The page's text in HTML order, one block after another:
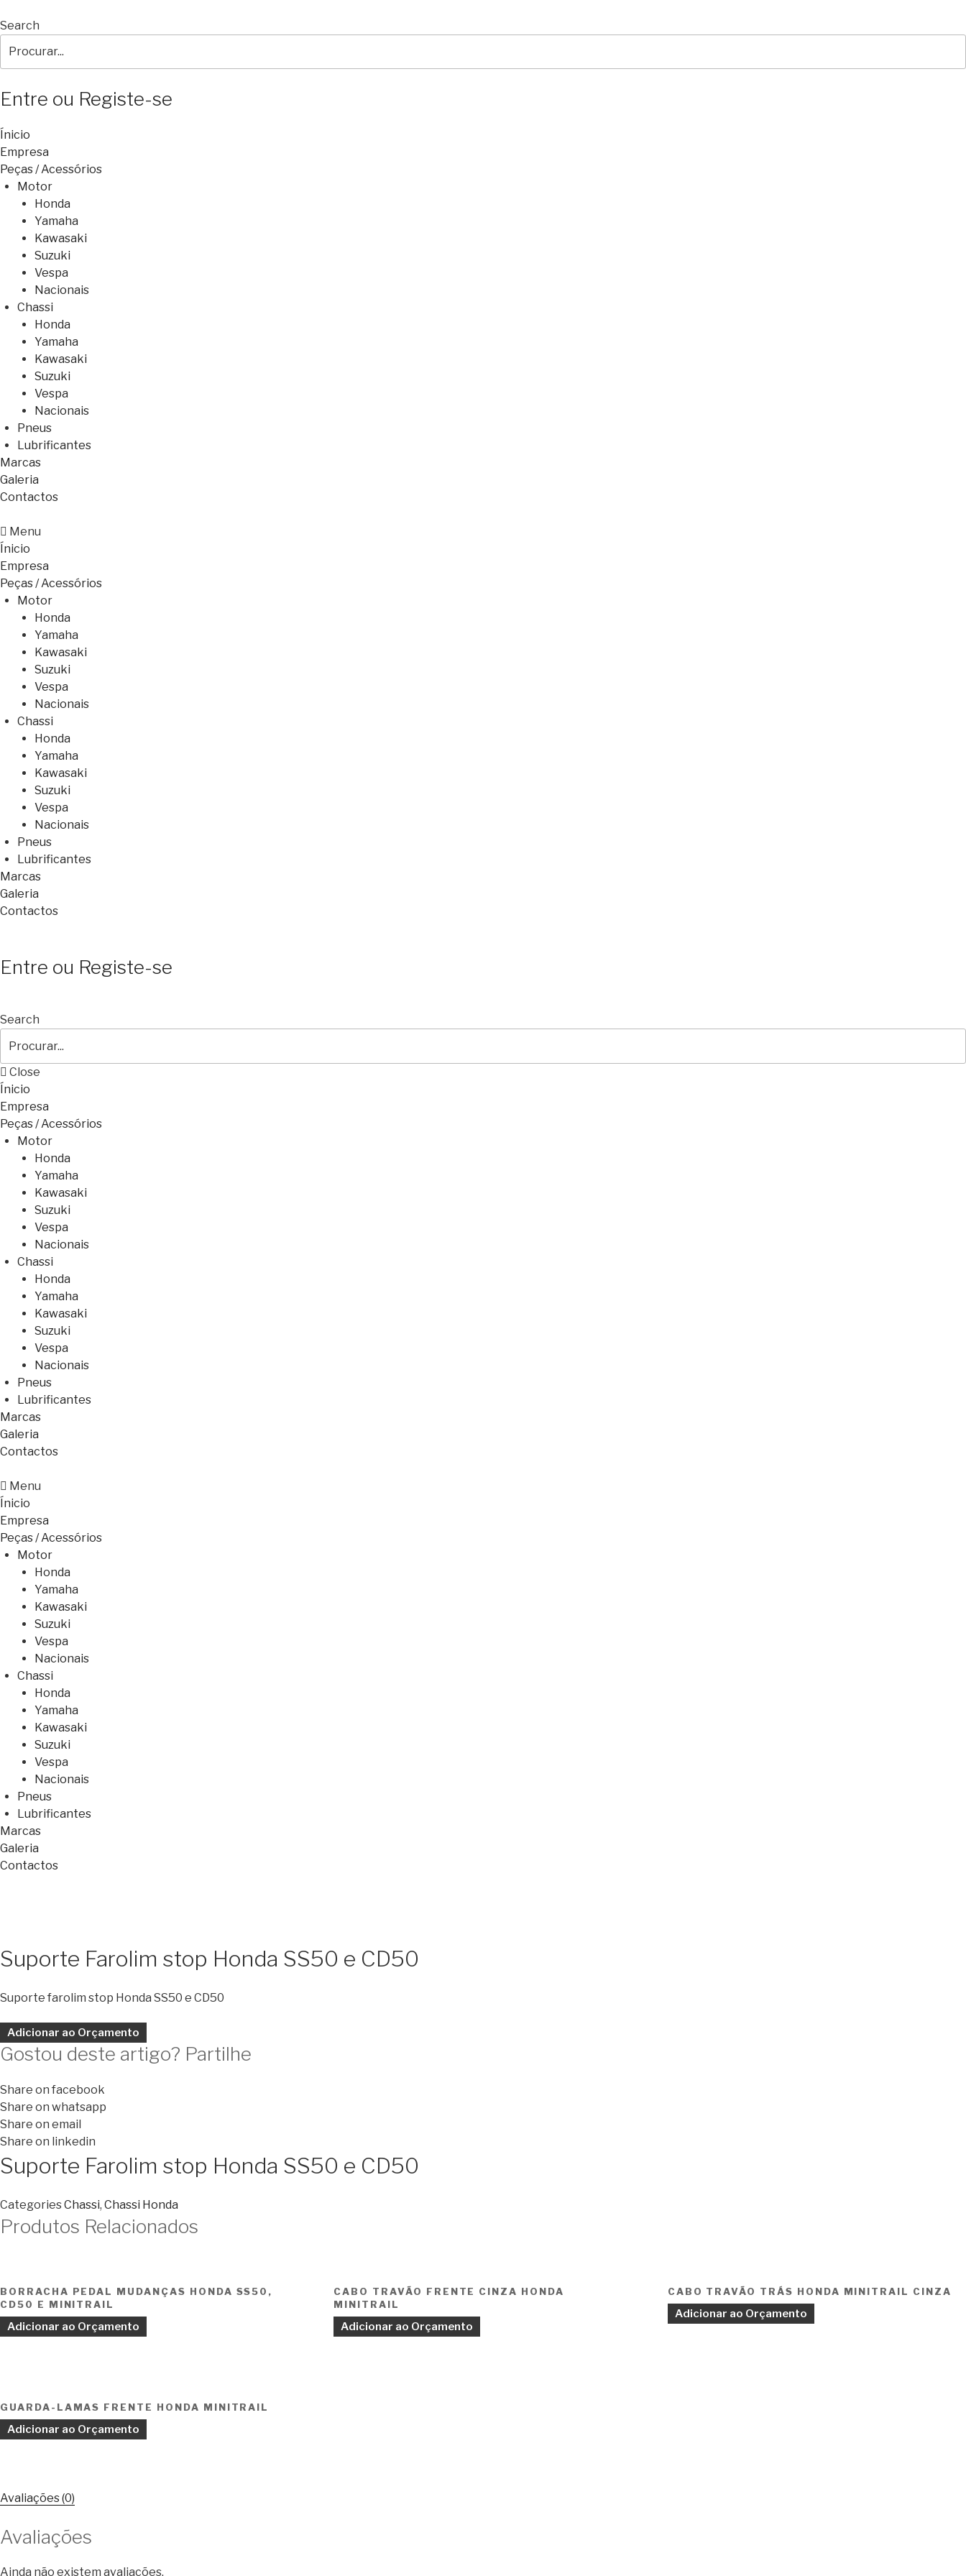
Search
Entre ou Registe-se
Ínicio
Empresa
Peças / Acessórios
Motor
Honda
Yamaha
Kawasaki
Suzuki
Vespa
Nacionais
Chassi
Honda
Yamaha
Kawasaki
Suzuki
Vespa
Nacionais
Pneus
Lubrificantes
Marcas
Galeria
Contactos
Menu
Ínicio
Empresa
Peças / Acessórios
Motor
Honda
Yamaha
Kawasaki
Suzuki
Vespa
Nacionais
Chassi
Honda
Yamaha
Kawasaki
Suzuki
Vespa
Nacionais
Pneus
Lubrificantes
Marcas
Galeria
Contactos
Entre ou Registe-se
Search
Close
Ínicio
Empresa
Peças / Acessórios
Motor
Honda
Yamaha
Kawasaki
Suzuki
Vespa
Nacionais
Chassi
Honda
Yamaha
Kawasaki
Suzuki
Vespa
Nacionais
Pneus
Lubrificantes
Marcas
Galeria
Contactos
Menu
Ínicio
Empresa
Peças / Acessórios
Motor
Honda
Yamaha
Kawasaki
Suzuki
Vespa
Nacionais
Chassi
Honda
Yamaha
Kawasaki
Suzuki
Vespa
Nacionais
Pneus
Lubrificantes
Marcas
Galeria
Contactos
Suporte Farolim stop Honda SS50 e CD50
Suporte farolim stop Honda SS50 e CD50
Adicionar ao Orçamento
Gostou deste artigo? Partilhe
Share on facebook
Share on whatsapp
Share on email
Share on linkedin
Suporte Farolim stop Honda SS50 e CD50
CategoriesChassi, Chassi Honda
Produtos Relacionados
BORRACHA PEDAL MUDANÇAS HONDA SS50,
CD50 E MINITRAIL
Adicionar ao Orçamento
CABO TRAVÃO FRENTE CINZA HONDA
MINITRAIL
Adicionar ao Orçamento
CABO TRAVÃO TRÁS HONDA MINITRAIL CINZA
Adicionar ao Orçamento
GUARDA-LAMAS FRENTE HONDA MINITRAIL
Adicionar ao Orçamento
Avaliações (0)
Avaliações
Ainda não existem avaliações.